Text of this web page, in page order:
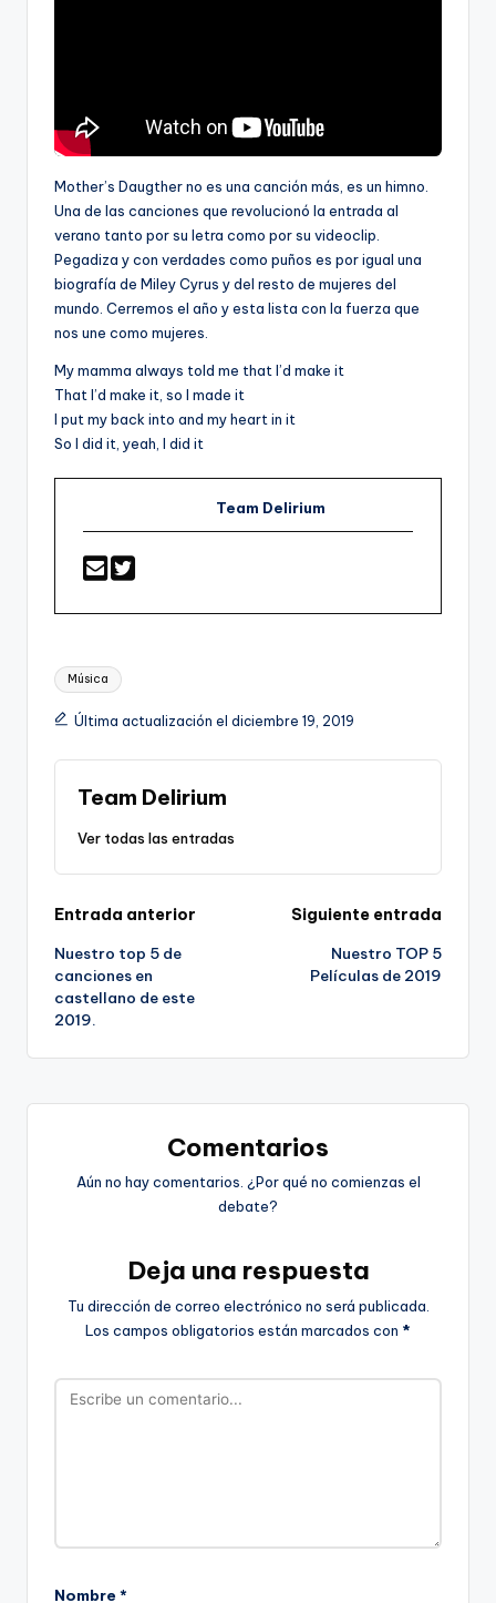
Mother’s Daugther no es una canción más, es un himno.
Una de las canciones que revolucionó la entrada al
verano tanto por su letra como por su videoclip.
Pegadiza y con verdades como puños es por igual una
biografía de Miley Cyrus y del resto de mujeres del
mundo. Cerremos el año y esta lista con la fuerza que
nos une como mujeres.
My mamma always told me that I’d make it
That I’d make it, so I made it
I put my back into and my heart in it
So I did it, yeah, I did it
Team Delirium
Etiquetas:
Música
Última actualización el diciembre 19, 2019
Team Delirium
Ver todas las entradas
Navegación
de
entradas
Entrada anterior
Nuestro top 5 de
canciones en
castellano de este
2019.
Siguiente entrada
Nuestro TOP 5
Películas de 2019
Comentarios
Aún no hay comentarios. ¿Por qué no comienzas el
debate?
Deja una respuesta
Tu dirección de correo electrónico no será publicada.
Los campos obligatorios están marcados con *
Nombre *